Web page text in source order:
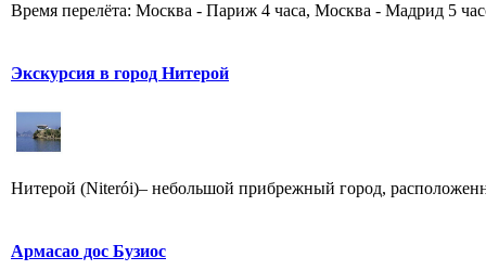
Время перелёта: Москва - Париж 4 часа, Москва - Мадрид 5
Экскурсия в город Нитерой
Нитерой (Niterói)– небольшой прибрежный город,
Армасао дос Бузиос